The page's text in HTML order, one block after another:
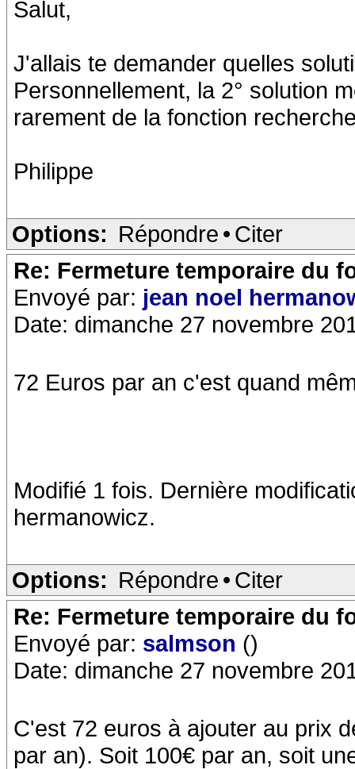
Salut,
J'allais te demander quelles
Personnellement, la 2° solution
rarement de la fonction
Philippe
Options: Répondre • Citer
Re: Fermeture temporaire du
Envoyé par: jean noel
Date: dimanche 27 novembre
72 Euros par an c'est quand
Modifié 1 fois. Dernière
hermanowicz.
Options: Répondre • Citer
Re: Fermeture temporaire du
Envoyé par: salmson ()
Date: dimanche 27 novembre
C'est 72 euros à ajouter au prix
par an). Soit 100€ par an, soit